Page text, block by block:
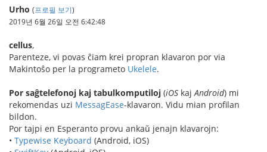
Urho (프로필 보기)
2019년 6월 26일 오전 6:42:48
cellus,
Parenteze, vi povas ĉiam krei propran klavaron por via
Makintoŝo per la programeto Ukelele.
Por saĝtelefonoj kaj tabulkomputiloj (iOS kaj Android) mi
rekomendas uzi MessagEase-klavaron. Vidu mian profilan
bildon.
Por tajpi en Esperanto provu ankaŭ jenajn klavarojn:
• Typewise Keyboard (Android, iOS)